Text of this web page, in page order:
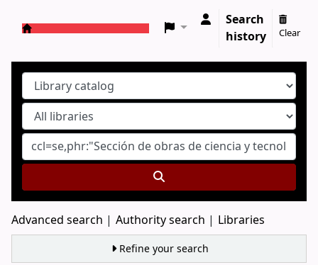
Search
history
Clear
Advanced search Authority search Libraries
Refine your search